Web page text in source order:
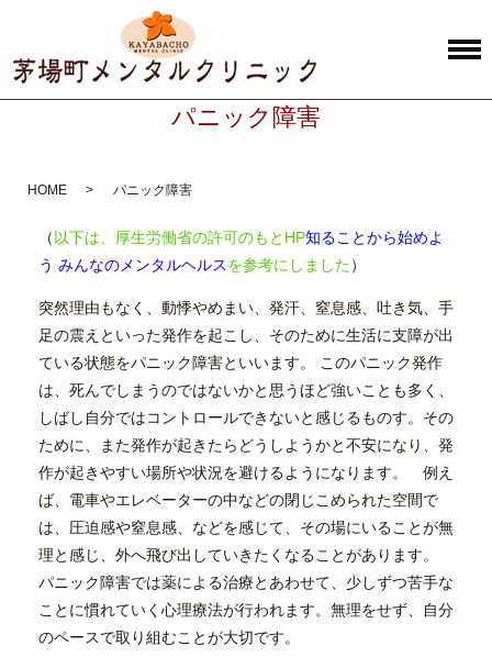
パニック障害
HOME パニック障害
（ 以下は、厚生労働省の許可のもとHP知ることから始めよ
う みんなのメンタルヘルスを参考にしました）
突然理由もなく、動悸やめまい、発汗、窒息感、吐き気、手
足の震えといった発作を起こし、そのために生活に支障が出
ている状態をパニック障害といいます。 このパニック発作
は、死んでしまうのではないかと思うほど強いことも多く、
しばし自分ではコントロールできないと感じるものす。その
ために、また発作が起きたらどうしようかと不安になり、発
作が起きやすい場所や状況を避けるようになります。 例え
ば、電車やエレベーターの中などの閉じこめられた空間で
は、圧迫感や窒息感、などを感じて、その場にいることが無
理と感じ、外へ飛び出していきたくなることがあります。
パニック障害では薬による治療とあわせて、少しずつ苦手な
ことに慣れていく心理療法が行われます。無理をせず、自分
のペースで取り組むことが大切です。